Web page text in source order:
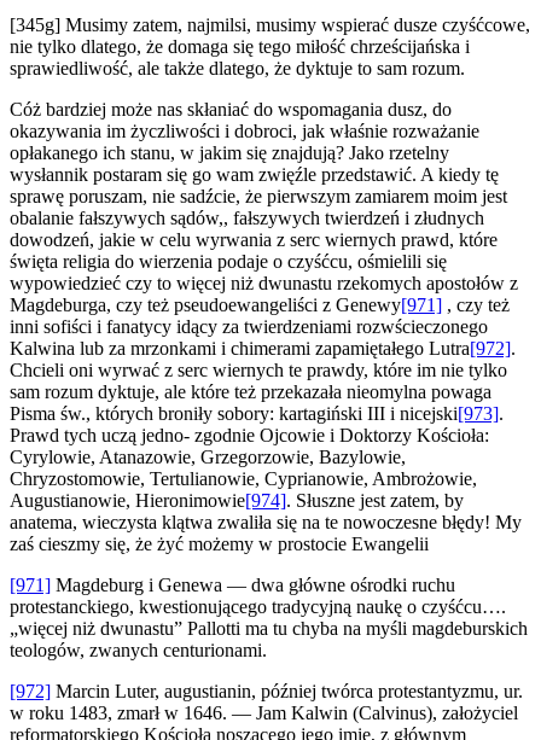
[345g] Musimy zatem, najmilsi, musimy wspierać dusze czyśćcowe,
nie tylko dlatego, że domaga się tego miłość chrześcijańska i
sprawiedliwość, ale także dlatego, że dyktuje to sam rozum.
Cóż bardziej może nas skłaniać do wspomagania dusz, do
okazywania im życzliwości i dobroci, jak właśnie rozważanie
opłakanego ich stanu, w jakim się znajdują? Jako rzetelny
wysłannik postaram się go wam zwięźle przedstawić. A kiedy tę
sprawę poruszam, nie sadźcie, że pierwszym zamiarem moim jest
obalanie fałszywych sądów,, fałszywych twierdzeń i złudnych
dowodzeń, jakie w celu wyrwania z serc wiernych prawd, które
święta religia do wierzenia podaje o czyśćcu, ośmielili się
wypowiedzieć czy to więcej niż dwunastu rzekomych apostołów z
Magdeburga, czy też pseudoewangeliści z Genewy[971] , czy też
inni sofiści i fanatycy idący za twierdzeniami rozwścieczonego
Kalwina lub za mrzonkami i chimerami zapamiętałego Lutra[972].
Chcieli oni wyrwać z serc wiernych te prawdy, które im nie tylko
sam rozum dyktuje, ale które też przekazała nieomylna powaga
Pisma św., których broniły sobory: kartagiński III i nicejski[973].
Prawd tych uczą jedno- zgodnie Ojcowie i Doktorzy Kościoła:
Cyrylowie, Atanazowie, Grzegorzowie, Bazylowie,
Chryzostomowie, Tertulianowie, Cyprianowie, Ambrożowie,
Augustianowie, Hieronimowie[974]. Słuszne jest zatem, by
anatema, wieczysta klątwa zwaliła się na te nowoczesne błędy! My
zaś cieszmy się, że żyć możemy w prostocie Ewangelii
[971] Magdeburg i Genewa — dwa główne ośrodki ruchu
protestanckiego, kwestionującego tradycyjną naukę o czyśćcu….
„więcej niż dwunastu” Pallotti ma tu chyba na myśli magdeburskich
teologów, zwanych centurionami.
[972] Marcin Luter, augustianin, później twórca protestantyzmu, ur.
w roku 1483, zmarł w 1646. — Jam Kalwin (Calvinus), założyciel
reformatorskiego Kościoła noszącego jego imię, z głównym